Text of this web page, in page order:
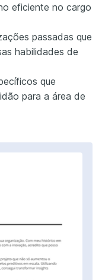
eficiente no cargo
passadas que
habilidades de
que
para a área de